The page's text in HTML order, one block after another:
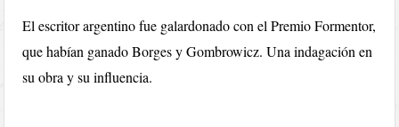
El escritor argentino fue galardonado con el Premio Formentor,
que habían ganado Borges y Gombrowicz. Una indagación en
su obra y su influencia.